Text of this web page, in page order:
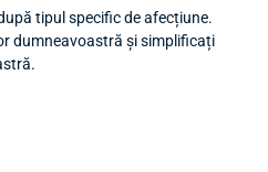
tipul specific de afecțiune.
dumneavoastră și simplificați